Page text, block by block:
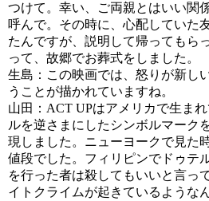
つけて。幸い、ご両親とはいい関
呼んで。その時に、心配していた
たんですが、説明して帰ってもら
って、故郷でお葬式をしました。
生島：この映画では、怒りが新し
うことが描かれていますね。
山田：ACT UPはアメリカで生ま
ルを逆さまにしたシンボルマーク
現しました。ニューヨークで見た
値段でした。フィリピンでドゥテ
を行った者は殺してもいいと言っ
イトクライムが起きているような